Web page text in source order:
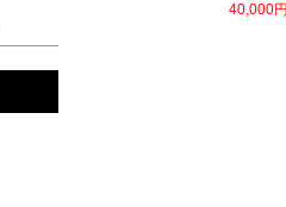
40,000